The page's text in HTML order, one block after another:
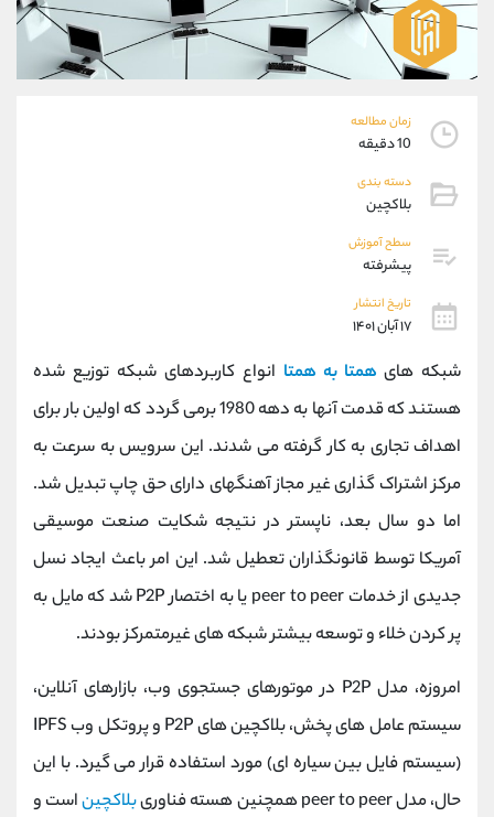
زمان مطالعه
10 دقیقه
دسته بندی
بلاکچین
سطح آموزش
پیشرفته
تاریخ انتشار
۱۷ آبان ۱۴۰۱
شبکه های همتا به همتا انواع کاربردهای شبکه توزیع شده
هستند که قدمت آنها به دهه 1980 برمی گردد که اولین بار برای
اهداف تجاری به کار گرفته می شدند. این سرویس به سرعت به
مرکز اشتراک گذاری غیر مجاز آهنگهای دارای حق چاپ تبدیل شد.
اما دو سال بعد، ناپستر در نتیجه شکایت صنعت موسیقی
آمریکا توسط قانونگذاران تعطیل شد. این امر باعث ایجاد نسل
جدیدی از خدمات peer to peer یا به اختصار P2P شد که مایل به
پر کردن خلاء و توسعه بیشتر شبکه های غیرمتمرکز بودند.
امروزه، مدل P2P در موتورهای جستجوی وب، بازارهای آنلاین،
سیستم عامل های پخش، بلاکچین های P2P و پروتکل وب IPFS
(سیستم فایل بین سیاره ای) مورد استفاده قرار می گیرد. با این
حال، مدل peer to peer همچنین هسته فناوری
بلاکچیناست و
09101364784
واتساپ شروع گفتگو
تلگرام @Armteam_admin_104
پشتیبان فروش
موبایل
واتساپ
داخلی
اطلاعات تماس (دفتر فروش)
تلفن 021-22021030
بدون پیش شماره 90001030
اینستاگرام @alireza.mehrabii
کانال تلگرام @alirezamehrabi_com